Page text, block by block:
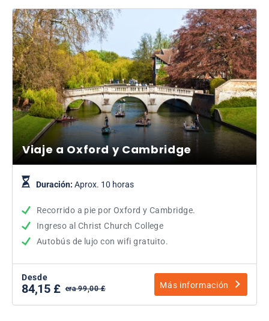
Viaje a Oxford y Cambridge
Duración: Aprox. 10 horas
Recorrido a pie por Oxford y Cambridge.
Ingreso al Christ Church College
Autobús de lujo con wifi gratuito.
Desde
84,15 £ era 99,00 £ Más información